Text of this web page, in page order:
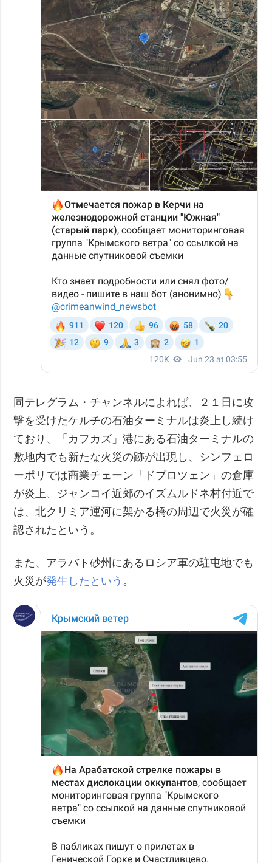
同テレグラム・チャンネルによれば、２１日に攻
撃を受けたケルチの石油ターミナルは炎上し続け
ており、「カフカズ」港にある石油ターミナルの
敷地内でも新たな火災の跡が出現し、シンフェロ
ーポリでは商業チェーン「ドブロツェン」の倉庫
が炎上、ジャンコイ近郊のイズムルドネ村付近で
は、北クリミア運河に架かる橋の周辺で火災が確
認されたという。
また、アラバト砂州にあるロシア軍の駐屯地でも
火災が発生したという 。